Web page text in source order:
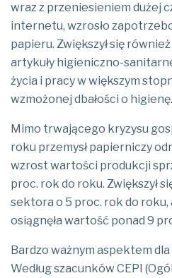
wraz z przeniesieniem dużej
internetu, wzrosło
papieru. Zwiększył się
artykuły higieniczno-
życia i pracy w większym
wzmożonej dbałości o higienę.
Mimo trwającego kryzysu
roku przemysł papierniczy
wzrost wartości produkcji
proc. rok do roku. Zwiększył
sektora o 5 proc. rok do
osiągnęła wartość ponad 9
Bardzo ważnym aspektem
Według szacunków CEPI